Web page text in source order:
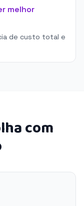
melhor
de custo total e
com